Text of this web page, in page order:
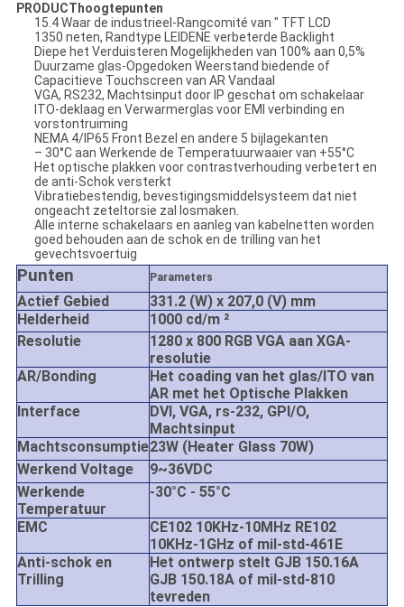
PRODUCThoogtepunten
15.4 Waar de industrieel-Rangcomité van ″ TFT LCD
1350 neten, Randtype LEIDENE verbeterde Backlight
Diepe het Verduisteren Mogelijkheden van 100% aan 0,5%
Duurzame glas-Opgedoken Weerstand biedende of
Capacitieve Touchscreen van AR Vandaal
VGA, RS232, Machtsinput door IP geschat om schakelaar
ITO-deklaag en Verwarmerglas voor EMI verbinding en
vorstontruiming
NEMA 4/IP65 Front Bezel en andere 5 bijlagekanten
– 30°C aan Werkende de Temperatuurwaaier van +55°C
Het optische plakken voor contrastverhouding verbetert en
de anti-Schok versterkt
Vibratiebestendig, bevestigingsmiddelsysteem dat niet
ongeacht zeteltorsie zal losmaken.
Alle interne schakelaars en aanleg van kabelnetten worden
goed behouden aan de schok en de trilling van het
gevechtsvoertuig
Punten Parameters
Actief Gebied
331.2 (W) x 207,0 (V) mm
Helderheid
1000 cd/m ²
Resolutie
1280 x 800 RGB VGA aan XGA-
resolutie
AR/Bonding
Het coading van het glas/ITO van
AR met het Optische Plakken
Interface
DVI, VGA, rs-232, GPI/O,
Machtsinput
Machtsconsumptie23W (Heater Glass 70W)
Werkend Voltage
9~36VDC
Werkende
Temperatuur
-30°C - 55°C
EMC
CE102 10KHz-10MHz RE102
10KHz-1GHz of mil-std-461E
Anti-schok en
Trilling
Het ontwerp stelt GJB 150.16A
GJB 150.18A of mil-std-810
tevreden